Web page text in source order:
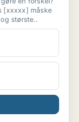
[xxxxx] måske
største..